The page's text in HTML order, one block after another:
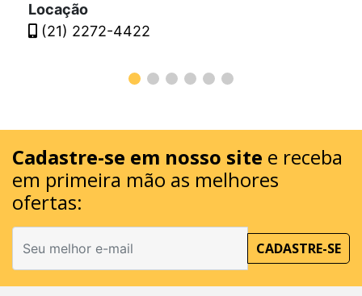
Locação
(21) 2272-4422
Cadastre-se em nosso site e receba
em primeira mão as melhores
ofertas:
CADASTRE-SE